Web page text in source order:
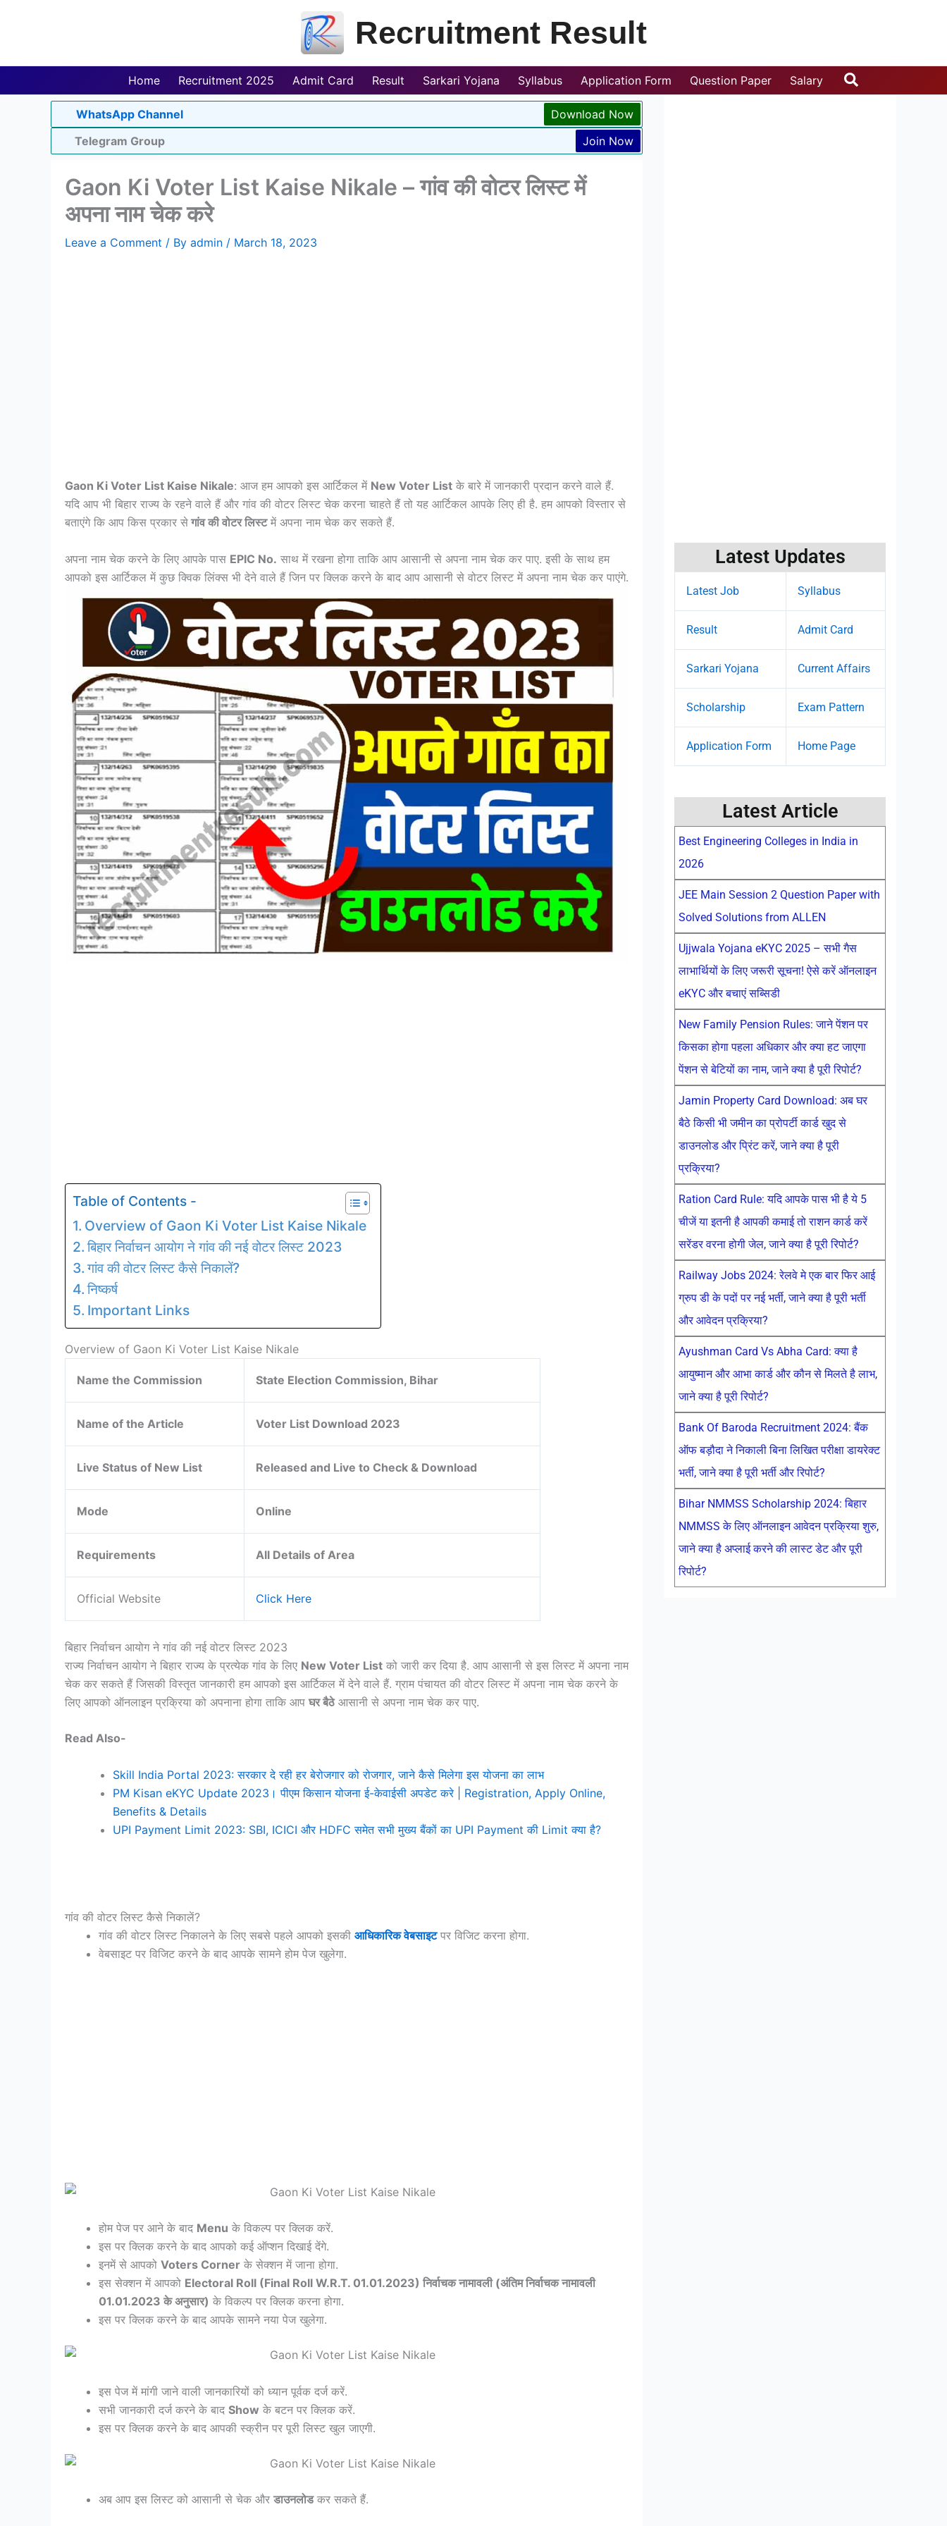
Recruitment Result
Home Recruitment 2025 Admit Card Result Sarkari Yojana Syllabus Application Form Question Paper Salary Search
WhatsApp Channel
Download Now
Telegram Group
Join Now
Gaon Ki Voter List Kaise Nikale – गांव की वोटर लिस्ट में
अपना नाम चेक करे
Leave a Comment / By admin / March 18, 2023
Gaon Ki Voter List Kaise Nikale: आज हम आपको इस आर्टिकल में New Voter List के बारे में जानकारी प्रदान करने वाले हैं.
यदि आप भी बिहार राज्य के रहने वाले हैं और गांव की वोटर लिस्ट चेक करना चाहते हैं तो यह आर्टिकल आपके लिए ही है. हम आपको विस्तार से
बताएंगे कि आप किस प्रकार से गांव की वोटर लिस्टमें अपना नाम चेक कर सकते हैं.
अपना नाम चेक करने के लिए आपके पास EPIC No. साथ में रखना होगा ताकि आप आसानी से अपना नाम चेक कर पाए. इसी के साथ हम
आपको इस आर्टिकल में कुछ क्विक लिंक्स भी देने वाले हैं जिन पर क्लिक करने के बाद आप आसानी से वोटर लिस्ट में अपना नाम चेक कर पाएंगे.
Table of Contents -
Overview of Gaon Ki Voter List Kaise Nikale
बिहार निर्वाचन आयोग ने गांव की नई वोटर लिस्ट 2023
गांव की वोटर लिस्ट कैसे निकालें?
निष्कर्ष
Important Links
Overview of Gaon Ki Voter List Kaise Nikale
Name the Commission State Election Commission, Bihar
Name of the Article Voter List Download 2023
Live Status of New List Released and Live to Check & Download
Mode Online
Requirements All Details of Area
Official Website Click Here
बिहार निर्वाचन आयोग ने गांव की नई वोटर लिस्ट 2023
राज्य निर्वाचन आयोग ने बिहार राज्य के प्रत्येक गांव के लिए New Voter List को जारी कर दिया है. आप आसानी से इस लिस्ट में अपना नाम
चेक कर सकते हैं जिसकी विस्तृत जानकारी हम आपको इस आर्टिकल में देने वाले हैं. ग्राम पंचायत की वोटर लिस्ट में अपना नाम चेक करने के
लिए आपको ऑनलाइन प्रक्रिया को अपनाना होगा ताकि आप घर बैठेआसानी से अपना नाम चेक कर पाए.
Read Also-
Skill India Portal 2023: सरकार दे रही हर बेरोजगार को रोजगार, जाने कैसे मिलेगा इस योजना का लाभ
PM Kisan eKYC Update 2023। पीएम किसान योजना ई-केवाईसी अपडेट करे | Registration, Apply Online,
Benefits & Details
UPI Payment Limit 2023: SBI, ICICI और HDFC समेत सभी मुख्य बैंकों का UPI Payment की Limit क्या है?
गांव की वोटर लिस्ट कैसे निकालें?
गांव की वोटर लिस्ट निकालने के लिए सबसे पहले आपको इसकी आधिकारिक वेबसाइटपर विजिट करना होगा.
वेबसाइट पर विजिट करने के बाद आपके सामने होम पेज खुलेगा.
होम पेज पर आने के बाद Menu के विकल्प पर क्लिक करें.
इस पर क्लिक करने के बाद आपको कई ऑप्शन दिखाई देंगे.
इनमें से आपको Voters Corner के सेक्शन में जाना होगा.
इस सेक्शन में आपको Electoral Roll (Final Roll W.R.T. 01.01.2023) निर्वाचक नामावली (अंतिम निर्वाचक नामावली
01.01.2023 के अनुसार) के विकल्प पर क्लिक करना होगा.
इस पर क्लिक करने के बाद आपके सामने नया पेज खुलेगा.
इस पेज में मांगी जाने वाली जानकारियों को ध्यान पूर्वक दर्ज करें.
सभी जानकारी दर्ज करने के बाद Show के बटन पर क्लिक करें.
इस पर क्लिक करने के बाद आपकी स्क्रीन पर पूरी लिस्ट खुल जाएगी.
अब आप इस लिस्ट को आसानी से चेक और डाउनलोडकर सकते हैं.
Latest Updates
Latest Job Syllabus
Result Admit Card
Sarkari Yojana Current Affairs
Scholarship Exam Pattern
Application Form Home Page
Latest Article
Best Engineering Colleges in India in
2026
JEE Main Session 2 Question Paper with
Solved Solutions from ALLEN
Ujjwala Yojana eKYC 2025 – सभी गैस
लाभार्थियों के लिए जरूरी सूचना! ऐसे करें ऑनलाइन
eKYC और बचाएं सब्सिडी
New Family Pension Rules: जाने पेंशन पर
किसका होगा पहला अधिकार और क्या हट जाएगा
पेंशन से बेटियों का नाम, जाने क्या है पूरी रिपोर्ट?
Jamin Property Card Download: अब घर
बैठे किसी भी जमीन का प्रोपर्टी कार्ड खुद से
डाउनलोड और प्रिंट करें, जाने क्या है पूरी
प्रक्रिया?
Ration Card Rule: यदि आपके पास भी है ये 5
चीजें या इतनी है आपकी कमाई तो राशन कार्ड करें
सरेंडर वरना होगी जेल, जाने क्या है पूरी रिपोर्ट?
Railway Jobs 2024: रेलवे मे एक बार फिर आई
ग्रुप डी के पदों पर नई भर्ती, जाने क्या है पूरी भर्ती
और आवेदन प्रक्रिया?
Ayushman Card Vs Abha Card: क्या है
आयुष्मान और आभा कार्ड और कौन से मिलते है लाभ,
जाने क्या है पूरी रिपोर्ट?
Bank Of Baroda Recruitment 2024: बैंक
ऑफ बड़ौदा ने निकाली बिना लिखित परीक्षा डायरेक्ट
भर्ती, जाने क्या है पूरी भर्ती और रिपोर्ट?
Bihar NMMSS Scholarship 2024: बिहार
NMMSS के लिए ऑनलाइन आवेदन प्रक्रिया शुरु,
जाने क्या है अप्लाई करने की लास्ट डेट और पूरी
रिपोर्ट?